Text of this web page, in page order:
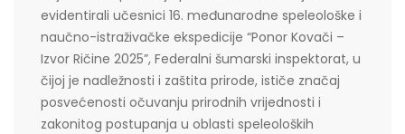
evidentirali učesnici 16. međunarodne speleološke i
naučno-istraživačke ekspedicije “Ponor Kovači –
Izvor Ričine 2025”, Federalni šumarski inspektorat, u
čijoj je nadležnosti i zaštita prirode, ističe značaj
posvećenosti očuvanju prirodnih vrijednosti i
zakonitog postupanja u oblasti speleoloških